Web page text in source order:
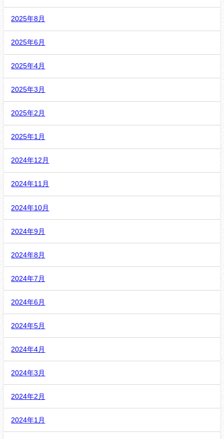
2025年8月
2025年6月
2025年4月
2025年3月
2025年2月
2025年1月
2024年12月
2024年11月
2024年10月
2024年9月
2024年8月
2024年7月
2024年6月
2024年5月
2024年4月
2024年3月
2024年2月
2024年1月